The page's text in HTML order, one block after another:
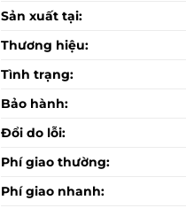
Sản xuất tại:
Thương hiệu:
Tình trạng:
Bảo hành:
Đổi do lỗi:
Phí giao thường:
Phí giao nhanh: